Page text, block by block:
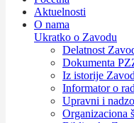
Aktuelnosti
O nama
Ukratko o Zavodu
Delatnost
Dokumenta
Iz istorije
Informator o
Upravni i
Organizaciona